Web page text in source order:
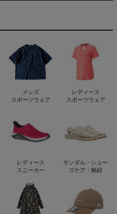
メンズ
スポーツウェア
レディース
スポーツウェア
レディース
スニーカー
サンダル・シュー
ズケア・靴紐